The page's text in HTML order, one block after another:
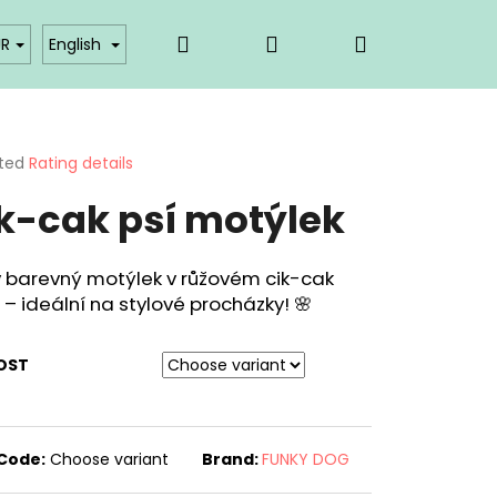
Affiliate partner login
English Search
Rating details
cak psí motýlek
barevný motýlek v růžovém cik-cak
– ideální na stylové procházky! 🌸
Choose variant Brand:FUNKY DOG